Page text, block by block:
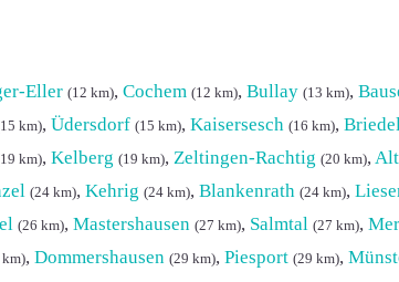
Eller (12 km), Cochem (12 km), Bullay (13 km),
km), Üdersdorf (15 km), Kaisersesch (16 km), Briedel
km), Kelberg (19 km), Zeltingen-Rachtig (20 km),
(24 km), Kehrig (24 km), Blankenrath (24 km),
(26 km), Mastershausen (27 km), Salmtal (27 km),
km), Dommershausen (29 km), Piesport (29 km),